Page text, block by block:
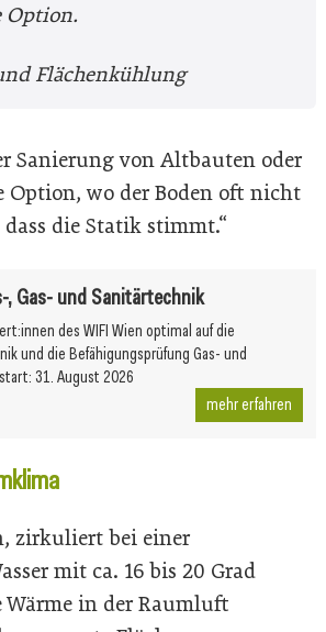
Option.
Flächenkühlung
Sanierung von Altbauten oder
Option, wo der Boden oft nicht
die Statik stimmt.“
, Gas- und Sanitärtechnik
des WIFI Wien optimal auf die
und die Befähigungsprüfung Gas- und
31. August 2026
mehr erfahren
zirkuliert bei einer
mit ca. 16 bis 20 Grad
Wärme in der Raumluft